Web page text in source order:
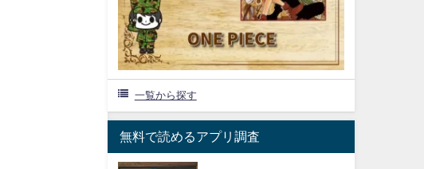
一覧から探す
無料で読めるアプリ調査